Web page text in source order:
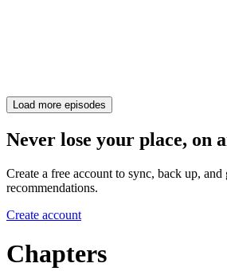
Load more episodes
Never lose your place, on
Create a free account to sync, back up, and
recommendations.
Create account
Chapters